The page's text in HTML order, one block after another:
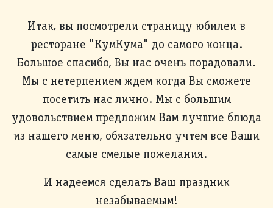
Итак, вы посмотрели страницу юбилеи в
ресторане "КумКума" до самого конца.
Большое спасибо, Вы нас очень порадовали.
Мы с нетерпением ждем когда Вы сможете
посетить нас лично. Мы с большим
удовольствием предложим Вам лучшие блюда
из нашего меню, обязательно учтем все Ваши
самые смелые пожелания.
И надеемся сделать Ваш праздник
незабываемым!